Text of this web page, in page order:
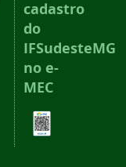
cadastro
do
IFSudesteMG
no e-
MEC